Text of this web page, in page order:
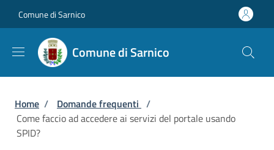
Comune di Sarnico
Comune di Sarnico
Briciole di pane
Home / Domande frequenti /
Come faccio ad accedere ai servizi del portale usando
SPID?